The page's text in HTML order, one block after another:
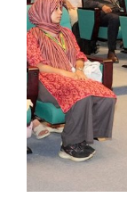
নিরাপদ অভিবাসন,